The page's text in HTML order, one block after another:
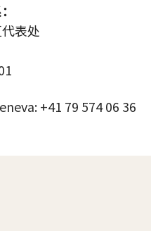
表处
+41 79 574 06 36